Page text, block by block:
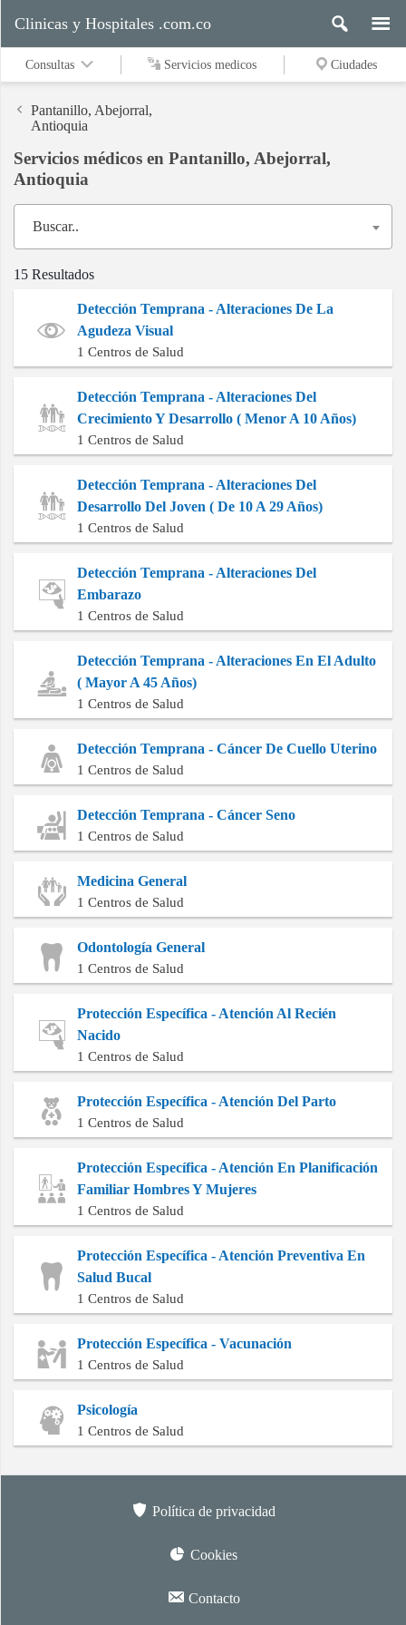
Servicios
medicos
Buscar
Clinicas y Hospitales .com.co
Consultas Servicios medicos Ciudades
Pantanillo, Abejorral,
Antioquia
Servicios médicos en Pantanillo, Abejorral,
Antioquia
Buscar..
15 Resultados
Detección Temprana - Alteraciones De La
Agudeza Visual
1 Centros de Salud
Detección Temprana - Alteraciones Del
Crecimiento Y Desarrollo ( Menor A 10 Años)
1 Centros de Salud
Detección Temprana - Alteraciones Del
Desarrollo Del Joven ( De 10 A 29 Años)
1 Centros de Salud
Detección Temprana - Alteraciones Del
Embarazo
1 Centros de Salud
Detección Temprana - Alteraciones En El Adulto
( Mayor A 45 Años)
1 Centros de Salud
Detección Temprana - Cáncer De Cuello Uterino
1 Centros de Salud
Detección Temprana - Cáncer Seno
1 Centros de Salud
Medicina General
1 Centros de Salud
Odontología General
1 Centros de Salud
Protección Específica - Atención Al Recién
Nacido
1 Centros de Salud
Protección Específica - Atención Del Parto
1 Centros de Salud
Protección Específica - Atención En Planificación
Familiar Hombres Y Mujeres
1 Centros de Salud
Protección Específica - Atención Preventiva En
Salud Bucal
1 Centros de Salud
Protección Específica - Vacunación
1 Centros de Salud
Psicología
1 Centros de Salud
Política de privacidad
Cookies
Contacto